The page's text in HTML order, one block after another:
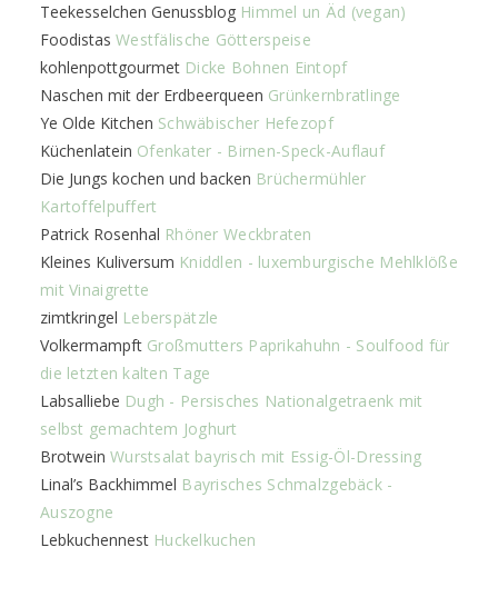
Teekesselchen Genussblog Himmel un Äd (vegan)
Foodistas Westfälische Götterspeise
kohlenpottgourmet Dicke Bohnen Eintopf
Naschen mit der Erdbeerqueen Grünkernbratlinge
Ye Olde Kitchen Schwäbischer Hefezopf
Küchenlatein Ofenkater - Birnen-Speck-Auflauf
Die Jungs kochen und backen Brüchermühler
Kartoffelpuffert
Patrick Rosenhal Rhöner Weckbraten
Kleines Kuliversum Kniddlen - luxemburgische Mehlklöße
mit Vinaigrette
zimtkringel Leberspätzle
Volkermampft Großmutters Paprikahuhn - Soulfood für
die letzten kalten Tage
Labsalliebe Dugh - Persisches Nationalgetraenk mit
selbst gemachtem Joghurt
Brotwein Wurstsalat bayrisch mit Essig-Öl-Dressing
Linal’s Backhimmel Bayrisches Schmalzgebäck -
Auszogne
Lebkuchennest Huckelkuchen